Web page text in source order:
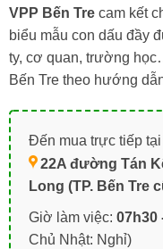
VPP Bến Tre cam kết
biểu mẫu con dấu đầy
ty, cơ quan, trường
Bến Tre theo hướng
Đến mua trực tiếp
22A đường Tán
Long (TP. Bến Tre
Giờ làm việc: 07h30
Chủ Nhật: Nghỉ)